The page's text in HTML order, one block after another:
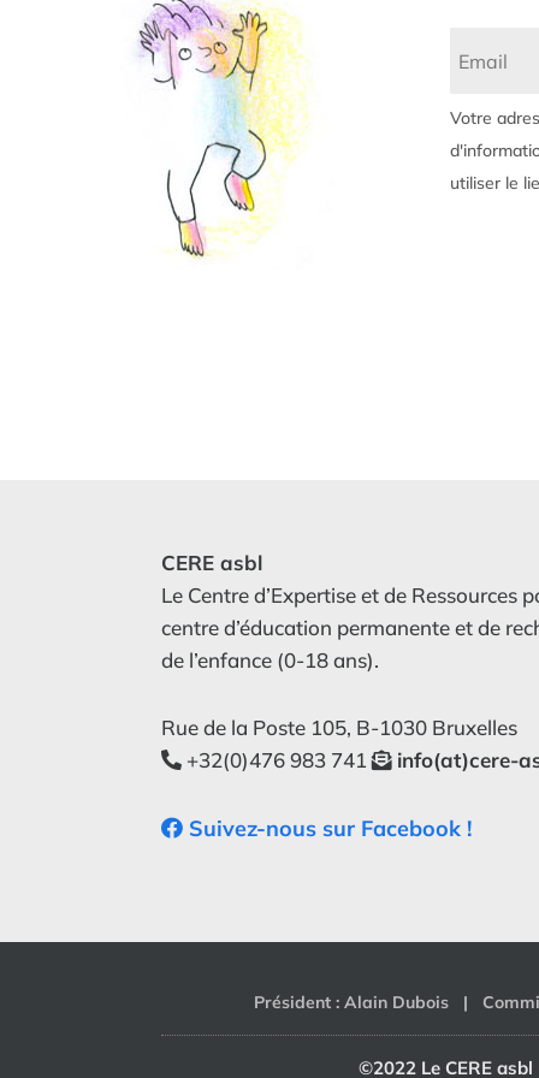
Votre
utiliser le
CERE asbl
Le Centre d’Expertise et de Ressources
centre d’éducation permanente et de
de l’enfance (0-18 ans).
Rue de la Poste 105, B-1030 Bruxelles
+32(0)476 983 741
info(at)cere-
Suivez-nous sur Facebook !
Président : Alain Dubois |
©2022 Le CERE